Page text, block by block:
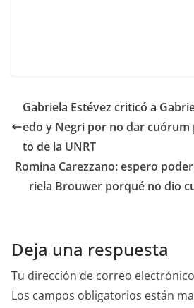
Gabriela Estévez criticó a
edo y Negri por no dar
to de la UNRT
Romina Carezzano: espero
riela Brouwer porqué no dio
Deja una respuesta
Tu dirección de correo
Los campos obligatorios están